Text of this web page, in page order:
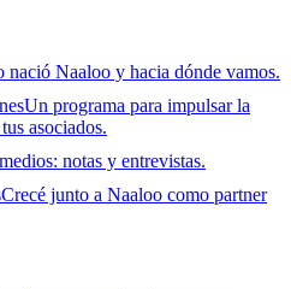
nació Naaloo y hacia dónde vamos.
Un programa para impulsar la
asociados.
notas y entrevistas.
Crecé junto a Naaloo como partner